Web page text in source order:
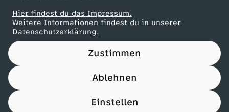
Hier findest du das Impressum.
Weitere Informationen findest du in unserer
Datenschutzerklärung.
Zustimmen
Ablehnen
Einstellen
r
S
Partner
Nutzungsbedingungen
Impressum